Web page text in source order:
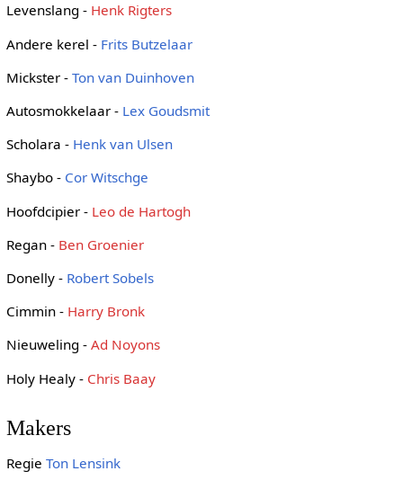
Levenslang - Henk Rigters
Andere kerel - Frits Butzelaar
Mickster - Ton van Duinhoven
Autosmokkelaar - Lex Goudsmit
Scholara - Henk van Ulsen
Shaybo - Cor Witschge
Hoofdcipier - Leo de Hartogh
Regan - Ben Groenier
Donelly - Robert Sobels
Cimmin - Harry Bronk
Nieuweling - Ad Noyons
Holy Healy - Chris Baay
Makers
Regie Ton Lensink